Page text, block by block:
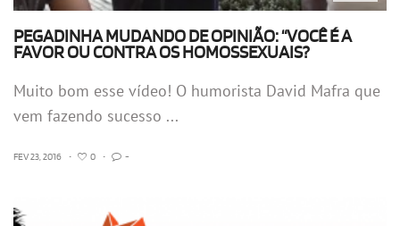
PEGADINHA MUDANDO DE OPINIÃO: “VOCÊ É A
FAVOR OU CONTRA OS HOMOSSEXUAIS?
Muito bom esse vídeo! O humorista David Mafra que
vem fazendo sucesso ...
FEV 23, 2016 • 0 • -